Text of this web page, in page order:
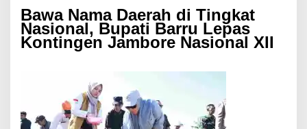
Bawa Nama Daerah di Tingkat
Nasional, Bupati Barru Lepas
Kontingen Jambore Nasional XII